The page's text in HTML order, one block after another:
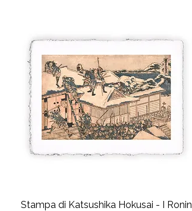
Stampa di Katsushika Hokusai - I Ronin